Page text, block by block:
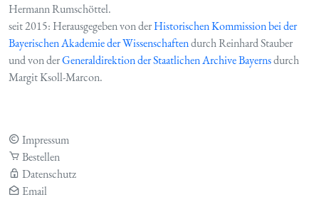
Hermann Rumschöttel.
seit 2015: Herausgegeben von derHistorischen Kommission bei der
Bayerischen Akademie der Wissenschaftendurch Reinhard Stauber
und von derGeneraldirektion der Staatlichen Archive Bayernsdurch
Margit Ksoll-Marcon.
Impressum
Bestellen
Datenschutz
Email